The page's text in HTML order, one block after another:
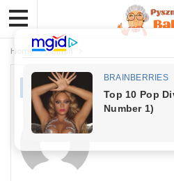
Home admin
AUTHOR
ADMIN